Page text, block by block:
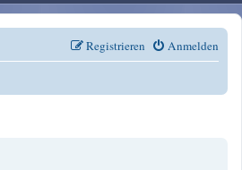
Anmelden
Registrieren